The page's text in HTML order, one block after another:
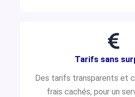
Tarifs sans
Des tarifs transparents et
frais cachés, pour un